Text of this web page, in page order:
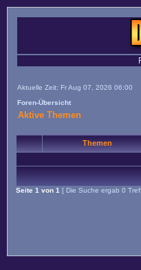
Aktuelle Zeit: Fr Aug 07, 2026 06:00
Foren-Übersicht
Aktive Themen
Themen
Seite 1 von 1 [ Die Suche ergab 0